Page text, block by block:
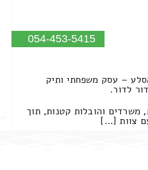
054-453-5415
– עסק משפחתי ותיק
לדור.
משרדים והובלות קטנות, תוך
צוות […]